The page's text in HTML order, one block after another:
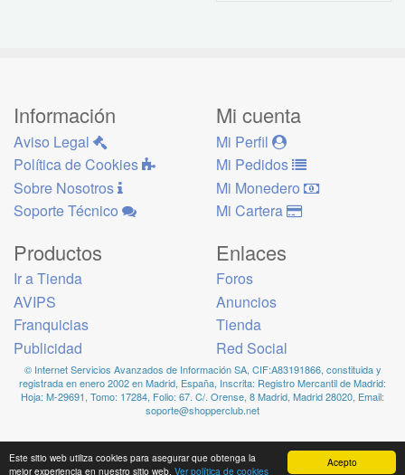
Acepto
Este sitio web utiliza cookies para asegurar que obtenga la
mejor experiencia en nuestro sitio web. Ver política de cookies
Información
Aviso Legal
Política de Cookies
Sobre Nosotros
Soporte Técnico
Mi cuenta
Mi Perfil
Mi Pedidos
Mi Monedero
Mi Cartera
Productos
Ir a Tienda
AVIPS
Franquicias
Publicidad
Enlaces
Foros
Anuncios
Tienda
Red Social
© Internet Servicios Avanzados de Información SA, CIF:A83191866, constituida y
registrada en enero 2002 en Madrid, España, Inscrita: Registro Mercantil de Madrid:
Hoja: M-29691, Tomo: 17284, Folio: 67. C/. Orense, 8 Madrid, Madrid 28020, Email:
soporte@shopperclub.net